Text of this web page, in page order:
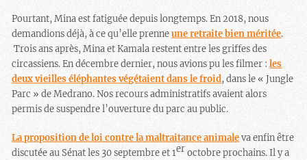
Pourtant, Mina est fatiguée depuis longtemps. En 2018, nous
demandions déjà, à ce qu’elle prenneune retraite bien méritée.
Trois ans après, Mina et Kamala restent entre les griffes des
circassiens. En décembre dernier, nous avions pu les filmer :les
deux vieilles éléphantes végétaient dans le froid, dans le « Jungle
Parc » de Medrano. Nos recours administratifs avaient alors
permis de suspendre l’ouverture du parc au public.
La proposition de loi contre la maltraitance animaleva enfin être
discutée au Sénat les 30 septembre et 1eroctobre prochains. Il y a